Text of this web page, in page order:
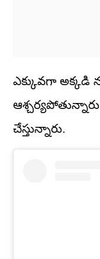
ఎక్కువగా అక్కడి
చేస్తున్నారు.